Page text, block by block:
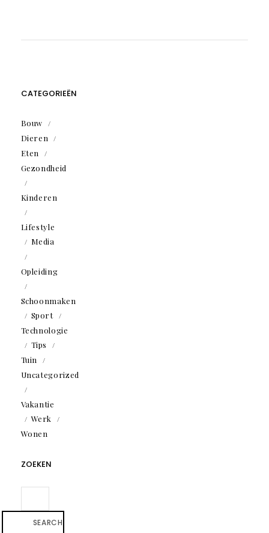
CATEGORIEËN
Bouw
Dieren
Eten
Gezondheid
Kinderen
Lifestyle
Media
Opleiding
Schoonmaken
Sport
Technologie
Tips
Tuin
Uncategorized
Vakantie
Werk
Wonen
ZOEKEN
SEARCH